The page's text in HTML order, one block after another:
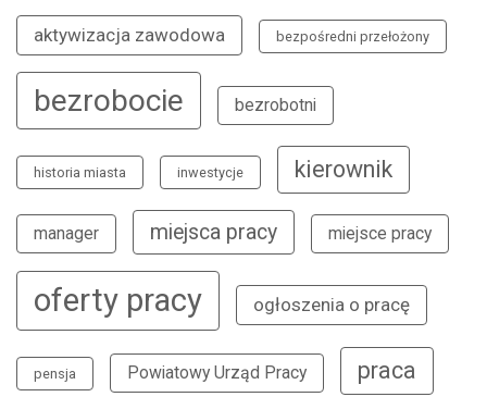
aktywizacja zawodowa bezpośredni przełożony
bezrobocie bezrobotni
historia miasta inwestycje kierownik
manager miejsca pracy miejsce pracy
oferty pracy ogłoszenia o pracę
pensja Powiatowy Urząd Pracy praca